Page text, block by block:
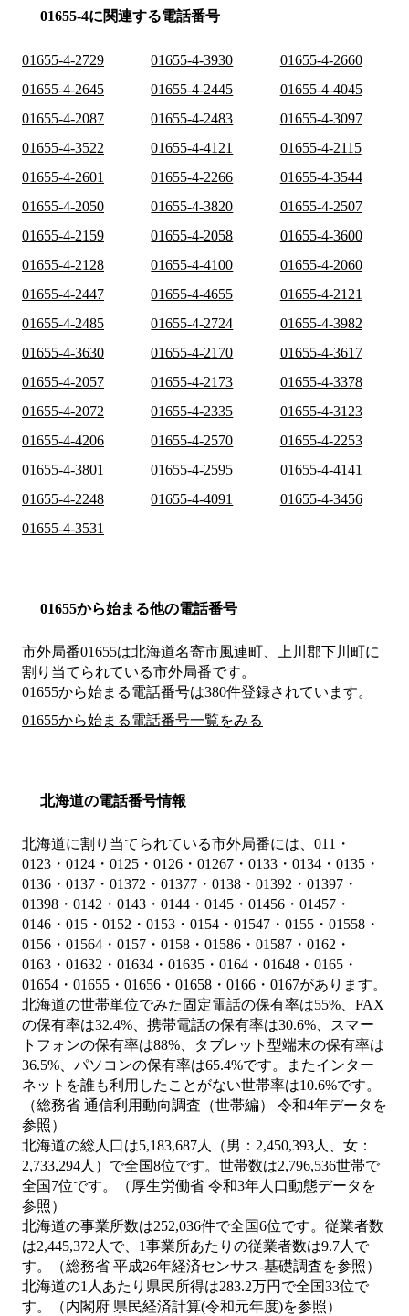
01655-4に関連する電話番号
01655-4-2729 01655-4-3930
01655-4-2660
01655-4-2645
01655-4-2445
01655-4-4045
01655-4-2087
01655-4-2483
01655-4-3097
01655-4-3522
01655-4-4121
01655-4-2115
01655-4-2601
01655-4-2266
01655-4-3544
01655-4-2050
01655-4-3820
01655-4-2507
01655-4-2159
01655-4-2058
01655-4-3600
01655-4-2128
01655-4-4100
01655-4-2060
01655-4-2447
01655-4-4655
01655-4-2121
01655-4-2485
01655-4-2724
01655-4-3982
01655-4-3630
01655-4-2170
01655-4-3617
01655-4-2057
01655-4-2173
01655-4-3378
01655-4-2072
01655-4-2335
01655-4-3123
01655-4-4206
01655-4-2570
01655-4-2253
01655-4-3801
01655-4-2595
01655-4-4141
01655-4-2248
01655-4-4091
01655-4-3456
01655-4-3531
01655から始まる他の電話番号
市外局番01655は北海道名寄市風連町、上川郡下川町に
割り当てられている市外局番です。
01655から始まる電話番号は380件登録されています。
01655から始まる電話番号一覧をみる
北海道の電話番号情報
北海道に割り当てられている市外局番には、011・
0123・0124・0125・0126・01267・0133・0134・0135・
0136・0137・01372・01377・0138・01392・01397・
01398・0142・0143・0144・0145・01456・01457・
0146・015・0152・0153・0154・01547・0155・01558・
0156・01564・0157・0158・01586・01587・0162・
0163・01632・01634・01635・0164・01648・0165・
01654・01655・01656・01658・0166・0167があります。
北海道の世帯単位でみた固定電話の保有率は55%、FAX
の保有率は32.4%、携帯電話の保有率は30.6%、スマー
トフォンの保有率は88%、タブレット型端末の保有率は
36.5%、パソコンの保有率は65.4%です。またインター
ネットを誰も利用したことがない世帯率は10.6%です。
（総務省 通信利用動向調査（世帯編） 令和4年データを
参照）
北海道の総人口は5,183,687人（男：2,450,393人、女：
2,733,294人）で全国8位です。世帯数は2,796,536世帯で
全国7位です。（厚生労働省 令和3年人口動態データを
参照）
北海道の事業所数は252,036件で全国6位です。従業者数
は2,445,372人で、1事業所あたりの従業者数は9.7人で
す。（総務省 平成26年経済センサス‐基礎調査を参照）
北海道の1人あたり県民所得は283.2万円で全国33位で
す。（内閣府 県民経済計算(令和元年度)を参照）